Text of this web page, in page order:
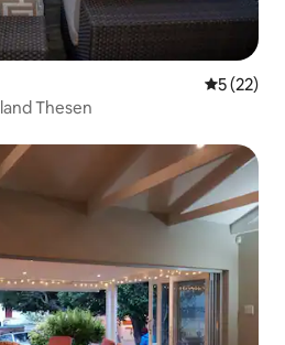
5 (22)
Thesen